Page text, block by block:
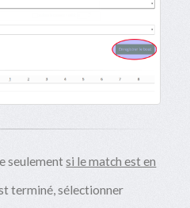
seulementsi le match est en
terminé, sélectionner